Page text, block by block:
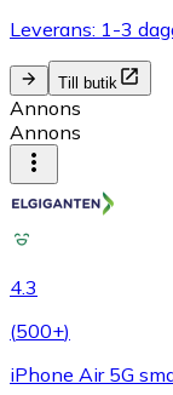
Leverans: 1-3
Till butik
Annons
Annons
4.3
(500+)
iPhone Air 5G